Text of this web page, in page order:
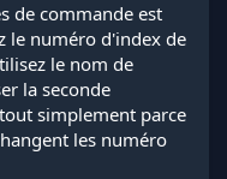
de commande est
le numéro d'index de
le nom de
la seconde
simplement parce
les numéro